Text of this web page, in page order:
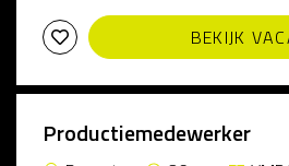
BEKIJK
Productiemedewerker